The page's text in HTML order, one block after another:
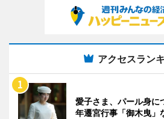
アクセスラン
愛子さま、パール身
年遷宮行事「御木曳」